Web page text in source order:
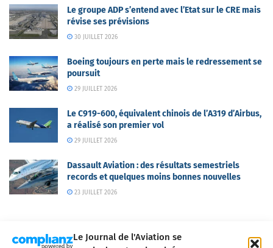
Le Journal de l'Aviation se
Le groupe ADP s’entend avec l’Etat sur le CRE mais
révise ses prévisions
30 JUILLET 2026
Boeing toujours en perte mais le redressement se
poursuit
29 JUILLET 2026
Le C919-600, équivalent chinois de l’A319 d’Airbus,
a réalisé son premier vol
29 JUILLET 2026
Dassault Aviation : des résultats semestriels
records et quelques moins bonnes nouvelles
23 JUILLET 2026